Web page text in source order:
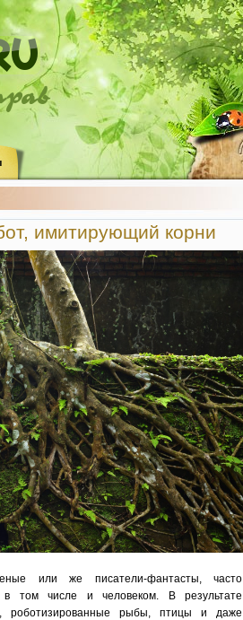
имитирующий корни
или же писатели-фантасты, часто
в том числе и человеком. В результате
роботизированные рыбы, птицы и даже